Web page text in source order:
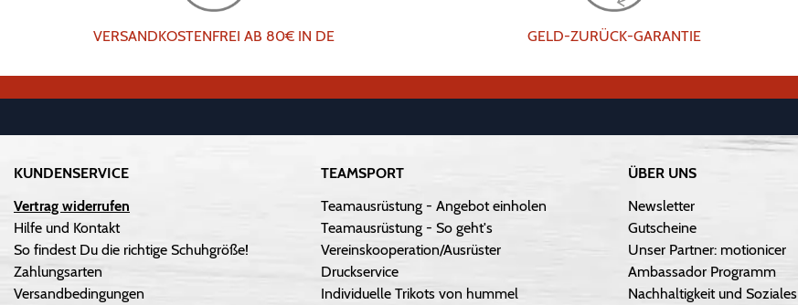
VERSANDKOSTENFREI AB 80€ IN DE GELD-ZURÜCK-GARANTIE
KUNDENSERVICE
Vertrag widerrufen
Hilfe und Kontakt
So findest Du die richtige Schuhgröße!
Zahlungsarten
Versandbedingungen
TEAMSPORT
Teamausrüstung - Angebot einholen
Teamausrüstung - So geht's
Vereinskooperation/Ausrüster
Druckservice
Individuelle Trikots von hummel
ÜBER UNS
Newsletter
Gutscheine
Unser Partner: motionicer
Ambassador Programm
Nachhaltigkeit und Soziales